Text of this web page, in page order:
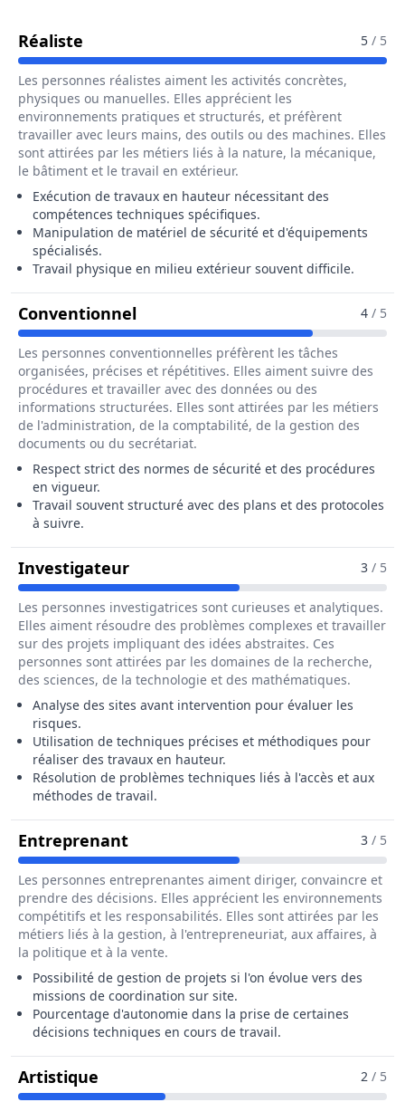
Réaliste 5 / 5
Les personnes réalistes aiment les activités concrètes,
physiques ou manuelles. Elles apprécient les
environnements pratiques et structurés, et préfèrent
travailler avec leurs mains, des outils ou des machines. Elles
sont attirées par les métiers liés à la nature, la mécanique,
le bâtiment et le travail en extérieur.
Exécution de travaux en hauteur nécessitant des
compétences techniques spécifiques.
Manipulation de matériel de sécurité et d'équipements
spécialisés.
Travail physique en milieu extérieur souvent difficile.
ConventionnelPour Le Métier De Cordiste 4 / 5
Les personnes conventionnelles préfèrent les tâches
organisées, précises et répétitives. Elles aiment suivre des
procédures et travailler avec des données ou des
informations structurées. Elles sont attirées par les métiers
de l'administration, de la comptabilité, de la gestion des
documents ou du secrétariat.
Respect strict des normes de sécurité et des procédures
en vigueur.
Travail souvent structuré avec des plans et des protocoles
à suivre.
InvestigateurPour Le Métier De Cordiste 3 / 5
Les personnes investigatrices sont curieuses et analytiques.
Elles aiment résoudre des problèmes complexes et travailler
sur des projets impliquant des idées abstraites. Ces
personnes sont attirées par les domaines de la recherche,
des sciences, de la technologie et des mathématiques.
Analyse des sites avant intervention pour évaluer les
risques.
Utilisation de techniques précises et méthodiques pour
réaliser des travaux en hauteur.
Résolution de problèmes techniques liés à l'accès et aux
méthodes de travail.
EntreprenantPour Le Métier De Cordiste 3 / 5
Les personnes entreprenantes aiment diriger, convaincre et
prendre des décisions. Elles apprécient les environnements
compétitifs et les responsabilités. Elles sont attirées par les
métiers liés à la gestion, à l'entrepreneuriat, aux affaires, à
la politique et à la vente.
Possibilité de gestion de projets si l'on évolue vers des
missions de coordination sur site.
Pourcentage d'autonomie dans la prise de certaines
décisions techniques en cours de travail.
Artistique 2 / 5